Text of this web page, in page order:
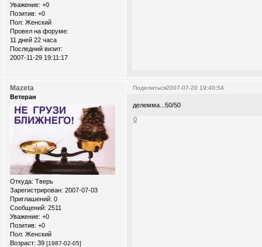
Уважение: +0
Позитив: +0
Пол: Женский
Провел на форуме:
11 дней 22 часа
Последний визит:
2007-11-29 19:11:17
Поделиться2007-07-20 19:40:54
Mazeta
Ветеран
Откуда: Тверь
Зарегистрирован: 2007-07-03
Приглашений: 0
Сообщений: 2511
Уважение: +0
Позитив: +0
Пол: Женский
Возраст: 39 [1987-02-05]
делемма...50/50
0